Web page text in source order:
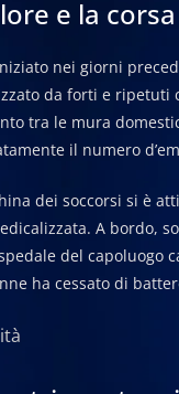
e la
nei giorni
da forti e ripetuti
tra le mura
il numero
dei soccorsi si è
A bordo,
del capoluogo
ha cessato di